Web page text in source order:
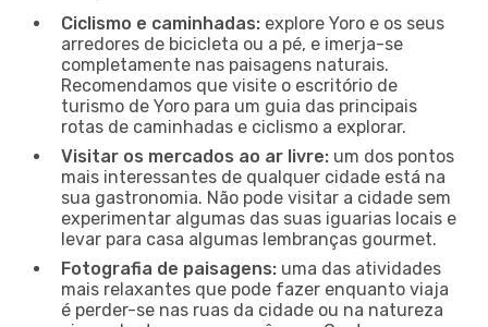
Ciclismo e caminhadas: explore Yoro e os seus
arredores de bicicleta ou a pé, e imerja-se
completamente nas paisagens naturais.
Recomendamos que visite o escritório de
turismo de Yoro para um guia das principais
rotas de caminhadas e ciclismo a explorar.
Visitar os mercados ao ar livre: um dos pontos
mais interessantes de qualquer cidade está na
sua gastronomia. Não pode visitar a cidade sem
experimentar algumas das suas iguarias locais e
levar para casa algumas lembranças gourmet.
Fotografia de paisagens: uma das atividades
mais relaxantes que pode fazer enquanto viaja
é perder-se nas ruas da cidade ou na natureza